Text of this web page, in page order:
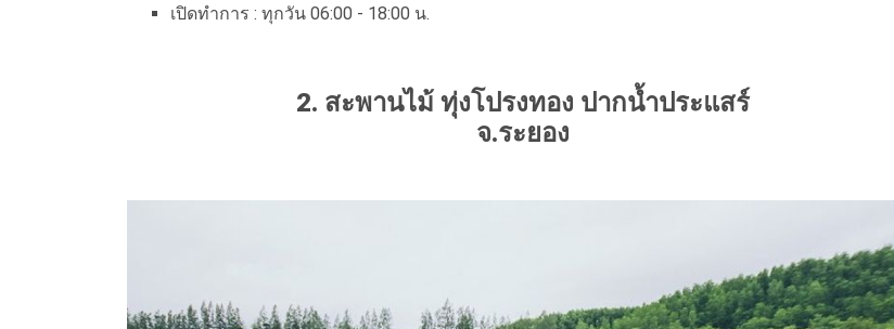
เปิดทำการ : ทุกวัน 06:00 - 18:00 น.
2. สะพานไม้ ทุ่งโปรงทอง ปากน้ำประแสร์
จ.ระยอง